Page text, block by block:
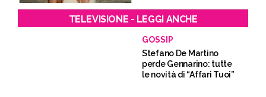
TELEVISIONE - LEGGI ANCHE
GOSSIP
Stefano De Martino
perde Gennarino: tutte
le novità di “Affari Tuoi”